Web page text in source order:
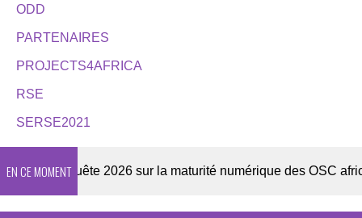
ODD
PARTENAIRES
PROJECTS4AFRICA
RSE
SERSE2021
EN CE MOMENT
Enquête 2026 sur la maturité numérique des OSC